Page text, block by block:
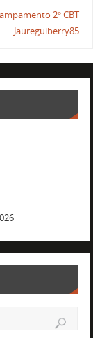
2° CBT
Jaureguiberry85